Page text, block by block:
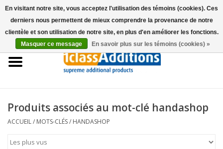
Accueil
Stockage de voitures
Produits associés au mot-clé handashop
ACCUEIL/ MOTS-CLÉS/ HANDASHOP
En visitant notre site, vous acceptez l'utilisation des témoins (cookies). Ces
derniers nous permettent de mieux comprendre la provenance de notre
clientèle et son utilisation de notre site, en plus d'en améliorer les fonctions.
Masquer ce message
En savoir plus sur les témoins (cookies) »